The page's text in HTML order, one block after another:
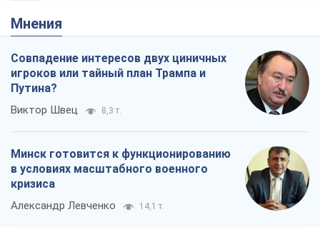
Мнения
Совпадение интересов двух циничных
игроков или тайный план Трампа и
Путина?
Виктор Швец 8,3 т.
Минск готовится к функционированию
в условиях масштабного военного
кризиса
Александр Левченко 14,1 т.